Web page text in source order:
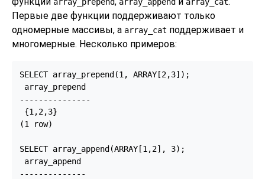
Первые две функции поддерживают только
одномерные массивы, а array_cat поддерживает и
многомерные. Несколько примеров:
SELECT array_prepend(1, ARRAY[2,3]);
array_prepend
---------------
{1,2,3}
(1 row)
SELECT array_append(ARRAY[1,2], 3);
array_append
--------------